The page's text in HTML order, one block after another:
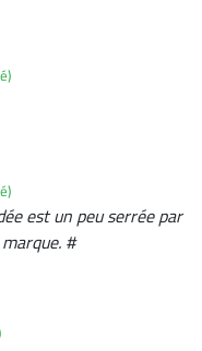
est un peu serrée par
#